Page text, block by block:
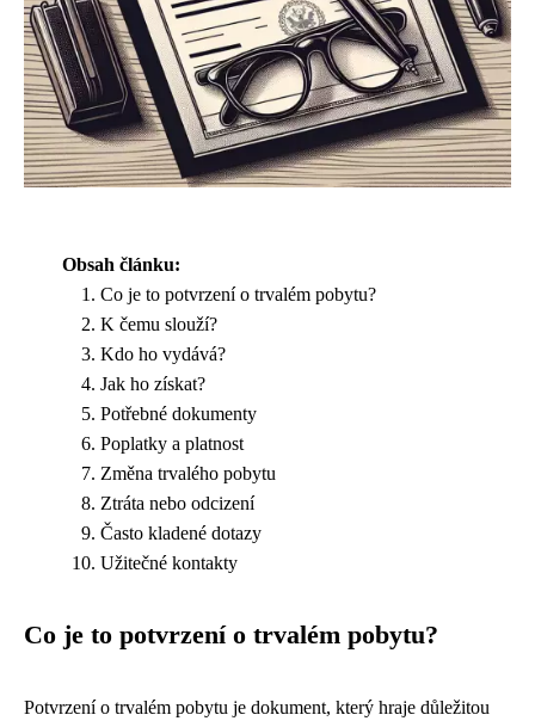
Obsah článku:
Co je to potvrzení o trvalém pobytu?
K čemu slouží?
Kdo ho vydává?
Jak ho získat?
Potřebné dokumenty
Poplatky a platnost
Změna trvalého pobytu
Ztráta nebo odcizení
Často kladené dotazy
Užitečné kontakty
Co je to potvrzení o trvalém pobytu?
Potvrzení o trvalém pobytu je dokument, který hraje důležitou